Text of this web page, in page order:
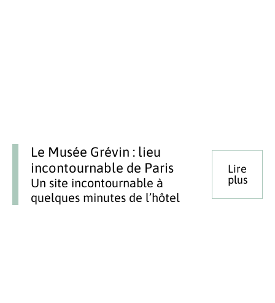
Le Musée Grévin : lieu
incontournable de Paris
Un site incontournable à
quelques minutes de l’hôtel
Lire
plus